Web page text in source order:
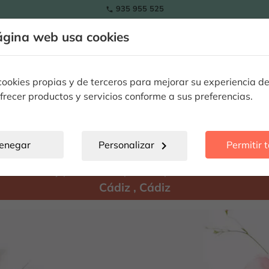
web usa cookies
propias y de terceros para mejorar su experiencia
productos y servicios conforme a sus preferencias.
Personalizar chevron_right Permitir
 935 955 525
Cádiz, Cádiz